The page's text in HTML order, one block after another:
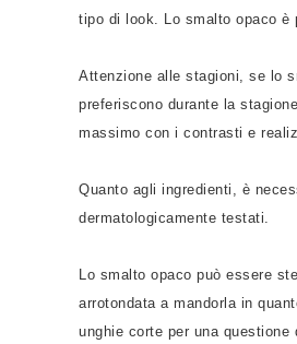
tipo di look. Lo smalto opaco
Attenzione alle stagioni, se lo
preferiscono durante la
massimo con i contrasti e
Quanto agli ingredienti, è
dermatologicamente testati.
Lo smalto opaco può essere
arrotondata a mandorla in
unghie corte per una